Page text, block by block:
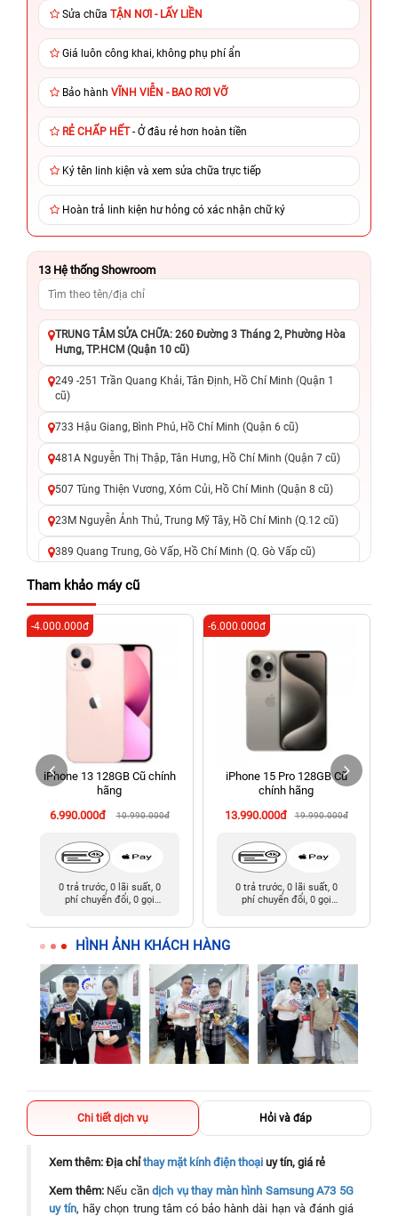
Sửa chữa TẬN NƠI - LẤY LIỀN
Giá luôn công khai, không phụ phí ẩn
Bảo hành VĨNH VIỄN - BAO RƠI VỠ
RẺ CHẤP HẾT- Ở đâu rẻ hơn hoàn tiền
Ký tên linh kiện và xem sửa chữa trực tiếp
Hoàn trả linh kiện hư hỏng có xác nhận chữ ký
13 Hệ thống Showroom
TRUNG TÂM SỬA CHỮA: 260 Đường 3 Tháng 2, Phường Hòa
Hưng, TP.HCM (Quận 10 cũ)
249 -251 Trần Quang Khải, Tân Định, Hồ Chí Minh (Quận 1
cũ)
733 Hậu Giang, Bình Phú, Hồ Chí Minh (Quận 6 cũ)
481A Nguyễn Thị Thập, Tân Hưng, Hồ Chí Minh (Quận 7 cũ)
507 Tùng Thiện Vương, Xóm Củi, Hồ Chí Minh (Quận 8 cũ)
23M Nguyễn Ảnh Thủ, Trung Mỹ Tây, Hồ Chí Minh (Q.12 cũ)
389 Quang Trung, Gò Vấp, Hồ Chí Minh (Q. Gò Vấp cũ)
625 - 625A Âu Cơ, Tân Phú, Hồ Chí Minh (Quận Tân Phú cũ)
326 Lê Văn Việt, Tăng Nhơn Phú, Hồ Chí Minh (Q.9 TP. Thủ
Đức cũ)
256 Võ Văn Ngân, Thủ Đức, Hồ Chí Minh (Bình Thọ, TP. Thủ
Đức Cũ)
70 Nguyễn An Ninh, Dĩ An, Hồ Chí Minh (Bình Dương Cũ)
24h Vũng Tàu: 162A Ba Cu, Vũng Tàu, Hồ Chí Minh (TP. Vũng
Tàu cũ)
198 Hoàng Văn Thụ, Tân Sơn Nhất, Hồ Chí Minh (Tân Bình
Tham khảo máy cũ
iPhone 13 128GB Cũ chính
hãng
6.990.000đ
10.990.000đ
-4.000.000đ
0 trả trước, 0 lãi suất, 0
phí chuyển đổi, 0 gọi
iPhone 15 Pro 128GB Cũ
chính hãng
13.990.000đ
19.990.000đ
-6.000.000đ
0 trả trước, 0 lãi suất, 0
phí chuyển đổi, 0 gọi
HÌNH ẢNH KHÁCH HÀNG
Chi tiết dịch vụ Hỏi và đáp
Xem thêm: Địa chỉthay mặt kính điện thoại uy tín, giá rẻ
Xem thêm:Nếu cầndịch vụ thay màn hình Samsung A73 5G
uy tín, hãy chọn trung tâm có bảo hành dài hạn và đánh giá